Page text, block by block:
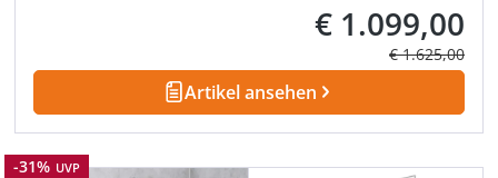
Verkaufspreis:
€ 1.099,00
Regulärer
€ 1.625,00
Artikel ansehen
Rabatt
-31% UVP